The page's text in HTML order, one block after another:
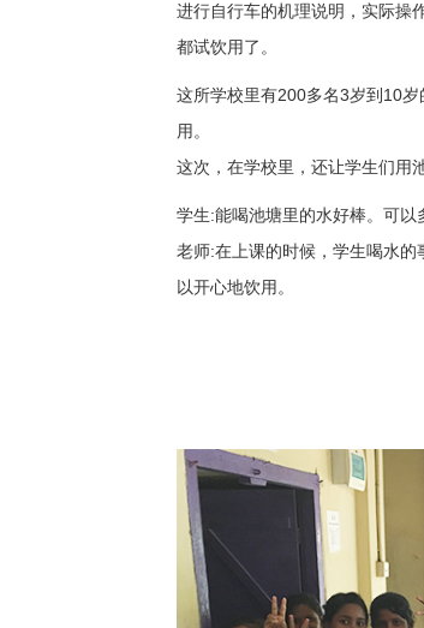
进行自行车的机理说明，实际操
都试饮用了。
这所学校里有200多名3岁到10
用。
这次，在学校里，还让学生们用
学生:能喝池塘里的水好棒。可以
老师:在上课的时候，学生喝水
以开心地饮用。